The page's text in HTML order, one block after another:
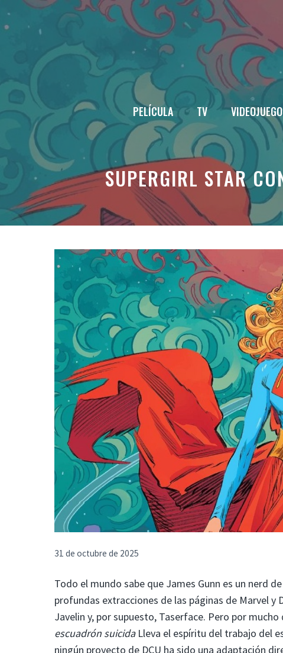
Saltar
al
PELÍCULA TV
SUPERGIRL STAR
31 de octubre de 2025
Todo el mundo sabe que James Gunn es un nerd
profundas extracciones de las páginas de Marvel y
Javelin y, por supuesto, Taserface. Pero por mucho
escuadrón suicidaLleva el espíritu del trabajo del
ningún proyecto de DCU ha sido una adaptación